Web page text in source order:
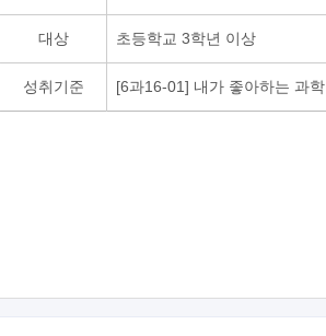
대상 초등학교 3학년 이상
성취기준 [6과16-01] 내가 좋아하는 과